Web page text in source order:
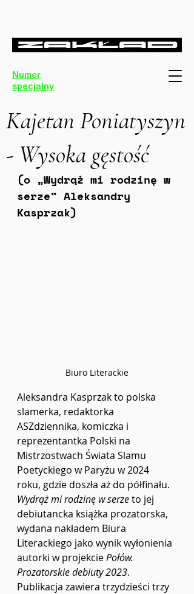
Numer
specjalny
Kajetan Poniatyszyn
- Wysoka gęstość
(o „Wydrąż mi rodzinę w
serze” Aleksandry
Kasprzak)
Biuro Literackie
Aleksandra Kasprzak to polska
slamerka, redaktorka
ASZdziennika, komiczka i
reprezentantka Polski na
Mistrzostwach Świata Slamu
Poetyckiego w Paryżu w 2024
roku, gdzie doszła aż do półfinału.
Wydrąż mi rodzinę w serze to jej
debiutancka książka prozatorska,
wydana nakładem Biura
Literackiego jako wynik wyłonienia
autorki w projekcie Połów.
Prozatorskie debiuty 2023.
Publikacja zawiera trzydzieści trzy